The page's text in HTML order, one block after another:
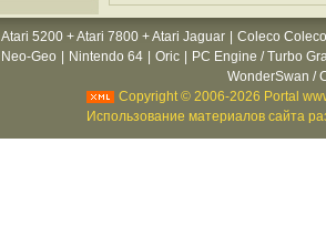
Atari 5200 + Atari 7800 + Atari Jaguar
Coleco
Neo-Geo Nintendo 64 Oric
PC Engine / Turbo
WonderSwan /
Copyright © 2006-2026 Portal
Использование материалов сайта